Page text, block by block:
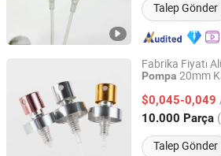
Talep Gönder
Fabrika Fiyatı
Pompa 20mm
$0,045-0,049
10.000 Parça
Talep Gönder
Jiangsu Ai Deli Spray Technology
Jiangsu, China Fiyat